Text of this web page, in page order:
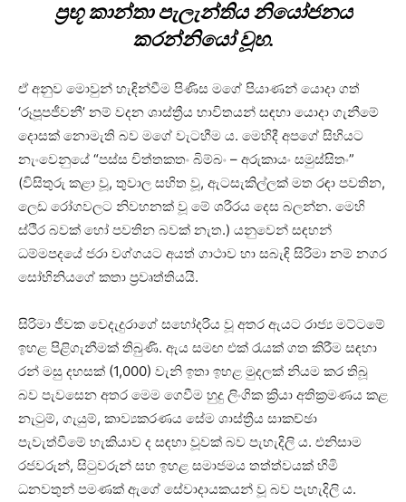
ප්‍රභූ කාන්තා පැලැන්තිය නියෝජනය
කරන්නියෝ වූහ.
ඒ අනුව මොවුන් හැඳින්වීම පිණිස මගේ පියාණන් යොදා ගත්
‘රූපූපජීවනී’ නම් වදන ශාස්ත්‍රීය භාවිතයන් සඳහා යොදා ගැනීමේ
දොසක් නොමැති බව මගේ වැටහීම ය. මෙහිදී අපගේ සිහියට
නැංවෙනුයේ “පස්ස චිත්තකතං බිම්බං – අරුකායං සමුස්සිතං”
(විසිතුරු කළා වූ, තුවාල සහිත වූ, ඇටසැකිල්ලක් මත රඳා පවතින,
ලෙඩ රෝගවලට නිවහනක් වූ මේ ශරීරය දෙස බලන්න. මෙහි
ස්ථිර බවක් හෝ පවතින බවක් නැත.) යනුවෙන් සඳහන්
ධම්මපදයේ ජරා වග්ගයට අයත් ගාථාව හා සබැඳි සිරිමා නම් නගර
සෝභිනියගේ කතා ප්‍රවෘත්තියයි.
සිරිමා ජීවක වෙදැදුරාගේ සහෝදරිය වූ අතර ඇයට රාජ්‍ය මට්ටමේ
ඉහළ පිළිගැනීමක් තිබුණි. ඇය සමඟ එක් රැයක් ගත කිරීම සඳහා
රන් මසු දහසක් (1,000) වැනි ඉතා ඉහළ මුදලක් නියම කර තිබූ
බව පැවසෙන අතර මෙම ගෙවීම හුදු ලිංගික ක්‍රියා අතික්‍රමණය කළ
නැටුම්, ගැයුම්, කාව්‍යකරණය සේම ශාස්ත්‍රීය සාකච්ඡා
පැවැත්වීමේ හැකියාව ද සඳහා වූවක් බව පැහැදිලි ය. එනිසාම
රජවරුන්, සිටුවරුන් සහ ඉහළ සමාජමය තත්ත්වයක් හිමි
ධනවතුන් පමණක් ඇගේ සේවාදායකයන් වූ බව පැහැදිලි ය.